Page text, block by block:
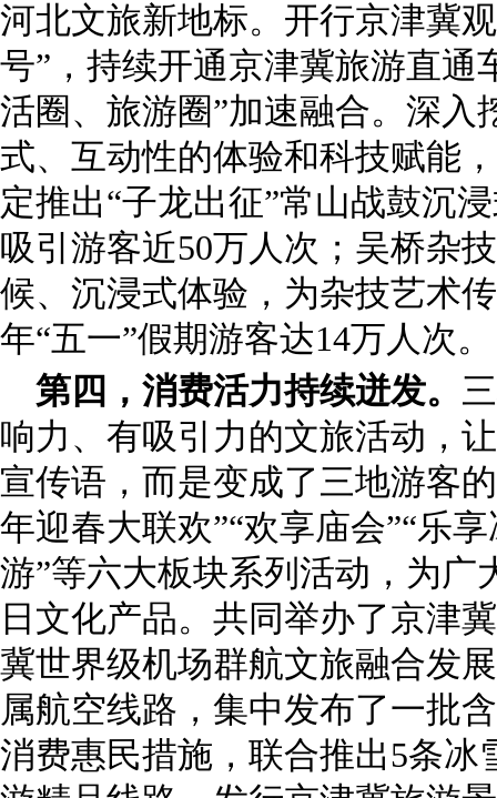
河北文旅新地标。开行京津冀
号”，持续开通京津冀旅游直通
活圈、旅游圈”加速融合。深入
式、互动性的体验和科技赋能
定推出“子龙出征”常山战鼓沉
吸引游客近50万人次；吴桥杂
候、沉浸式体验，为杂技艺术
年“五一”假期游客达14万人次
第四，消费活力持续迸发。
响力、有吸引力的文旅活动，
宣传语，而是变成了三地游客
年迎春大联欢”“欢享庙会”“乐
游”等六大板块系列活动，为广
日文化产品。共同举办了京津
冀世界级机场群航文旅融合发
属航空线路，集中发布了一批
消费惠民措施，联合推出5条冰